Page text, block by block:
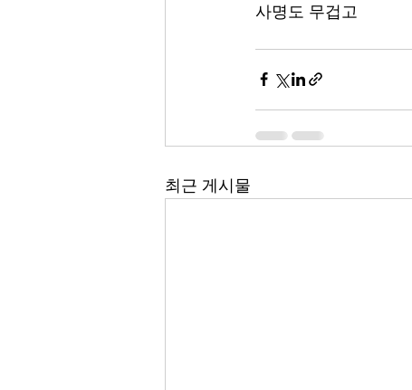
사명도 무겁고
최근 게시물